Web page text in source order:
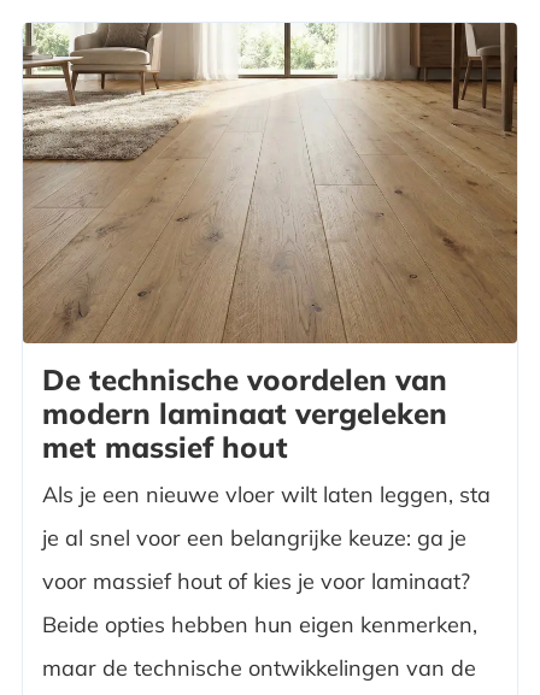
De technische voordelen van
modern laminaat vergeleken
met massief hout
Als je een nieuwe vloer wilt laten leggen, sta
je al snel voor een belangrijke keuze: ga je
voor massief hout of kies je voor laminaat?
Beide opties hebben hun eigen kenmerken,
maar de technische ontwikkelingen van de